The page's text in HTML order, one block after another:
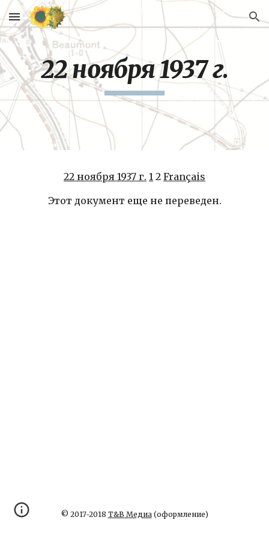
Skip to main content Skip to navigation
22 ноября 1937 г.
22 ноября 1937 г. 1 2 Français
Этот документ еще не переведен.
© 2017-2018 Т&В Медиа(оформление)